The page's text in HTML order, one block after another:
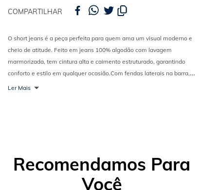
COMPARTILHAR
O short jeans é a peça perfeita para quem ama um visual moderno e
cheio de atitude. Feito em jeans 100% algodão com lavagem
marmorizada, tem cintura alta e caimento estruturado, garantindo
conforto e estilo em qualquer ocasião.Com fendas laterais na barra,
bolsos funcionais e fechamento por botão e zíper, ele traz um toque
Ler Mais
Recomendamos Para
Você